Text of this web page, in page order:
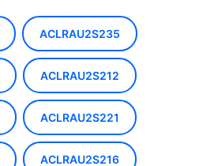
ACLRAU2S235
ACLRAU2S212
ACLRAU2S221
ACLRAU2S216